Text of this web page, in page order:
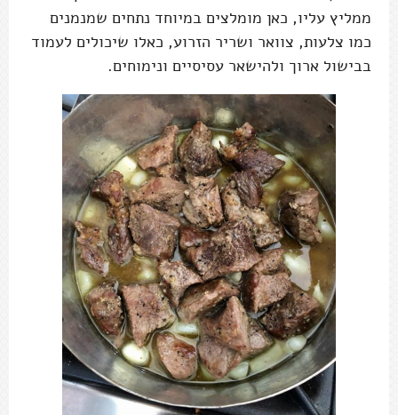
ממליץ עליו, כאן מומלצים במיוחד נתחים שמנמנים
כמו צלעות, צוואר ושריר הזרוע, כאלו שיכולים לעמוד
בבישול ארוך ולהישאר עסיסיים ונימוחים.